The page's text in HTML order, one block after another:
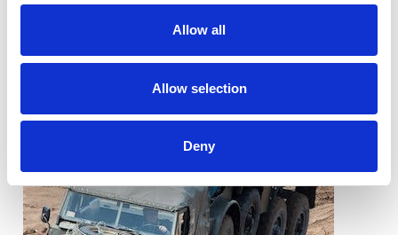
Allow all
Allow selection
Deny